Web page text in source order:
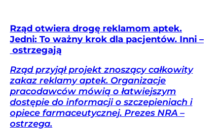
Rząd otwiera drogę reklamom aptek.
Jedni: To ważny krok dla pacjentów. Inni –
ostrzegają
Rząd przyjął projekt znoszący całkowity
zakaz reklamy aptek. Organizacje
pracodawców mówią o łatwiejszym
dostępie do informacji o szczepieniach i
opiece farmaceutycznej. Prezes NRA –
ostrzega.